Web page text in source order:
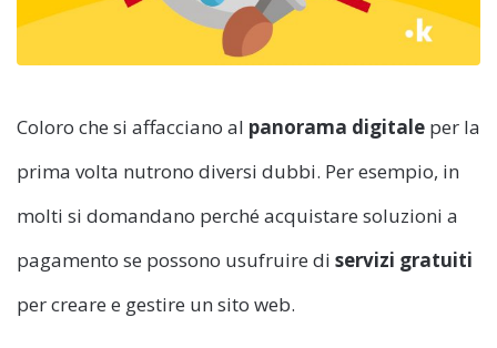
Coloro che si affacciano al panorama digitale per la
prima volta nutrono diversi dubbi. Per esempio, in
molti si domandano perché acquistare soluzioni a
pagamento se possono usufruire di servizi gratuiti
per creare e gestire un sito web.